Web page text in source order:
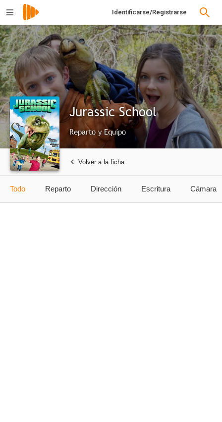
Identificarse/Registrarse
Jurassic School
Reparto y Equipo
Volver a la ficha
Todo Reparto Dirección Escritura Cámara